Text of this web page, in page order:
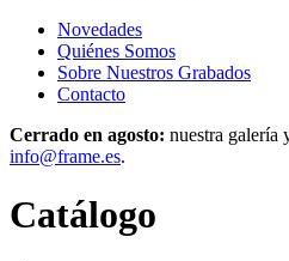
Novedades
Quiénes Somos
Sobre Nuestros Grabados
Contacto
Cerrado en agosto: nuestra galería
info@frame.es.
Catálogo